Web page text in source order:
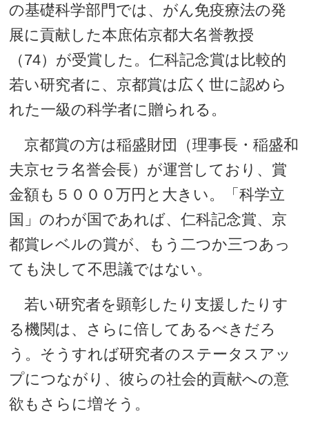
の基礎科学部門では、がん免疫療法の発
展に貢献した本庶佑京都大名誉教授
（74）が受賞した。仁科記念賞は比較的
若い研究者に、京都賞は広く世に認めら
れた一級の科学者に贈られる。
京都賞の方は稲盛財団（理事長・稲盛和
夫京セラ名誉会長）が運営しており、賞
金額も５０００万円と大きい。「科学立
国」のわが国であれば、仁科記念賞、京
都賞レベルの賞が、もう二つか三つあっ
ても決して不思議ではない。
若い研究者を顕彰したり支援したりす
る機関は、さらに倍してあるべきだろ
う。そうすれば研究者のステータスアッ
プにつながり、彼らの社会的貢献への意
欲もさらに増そう。